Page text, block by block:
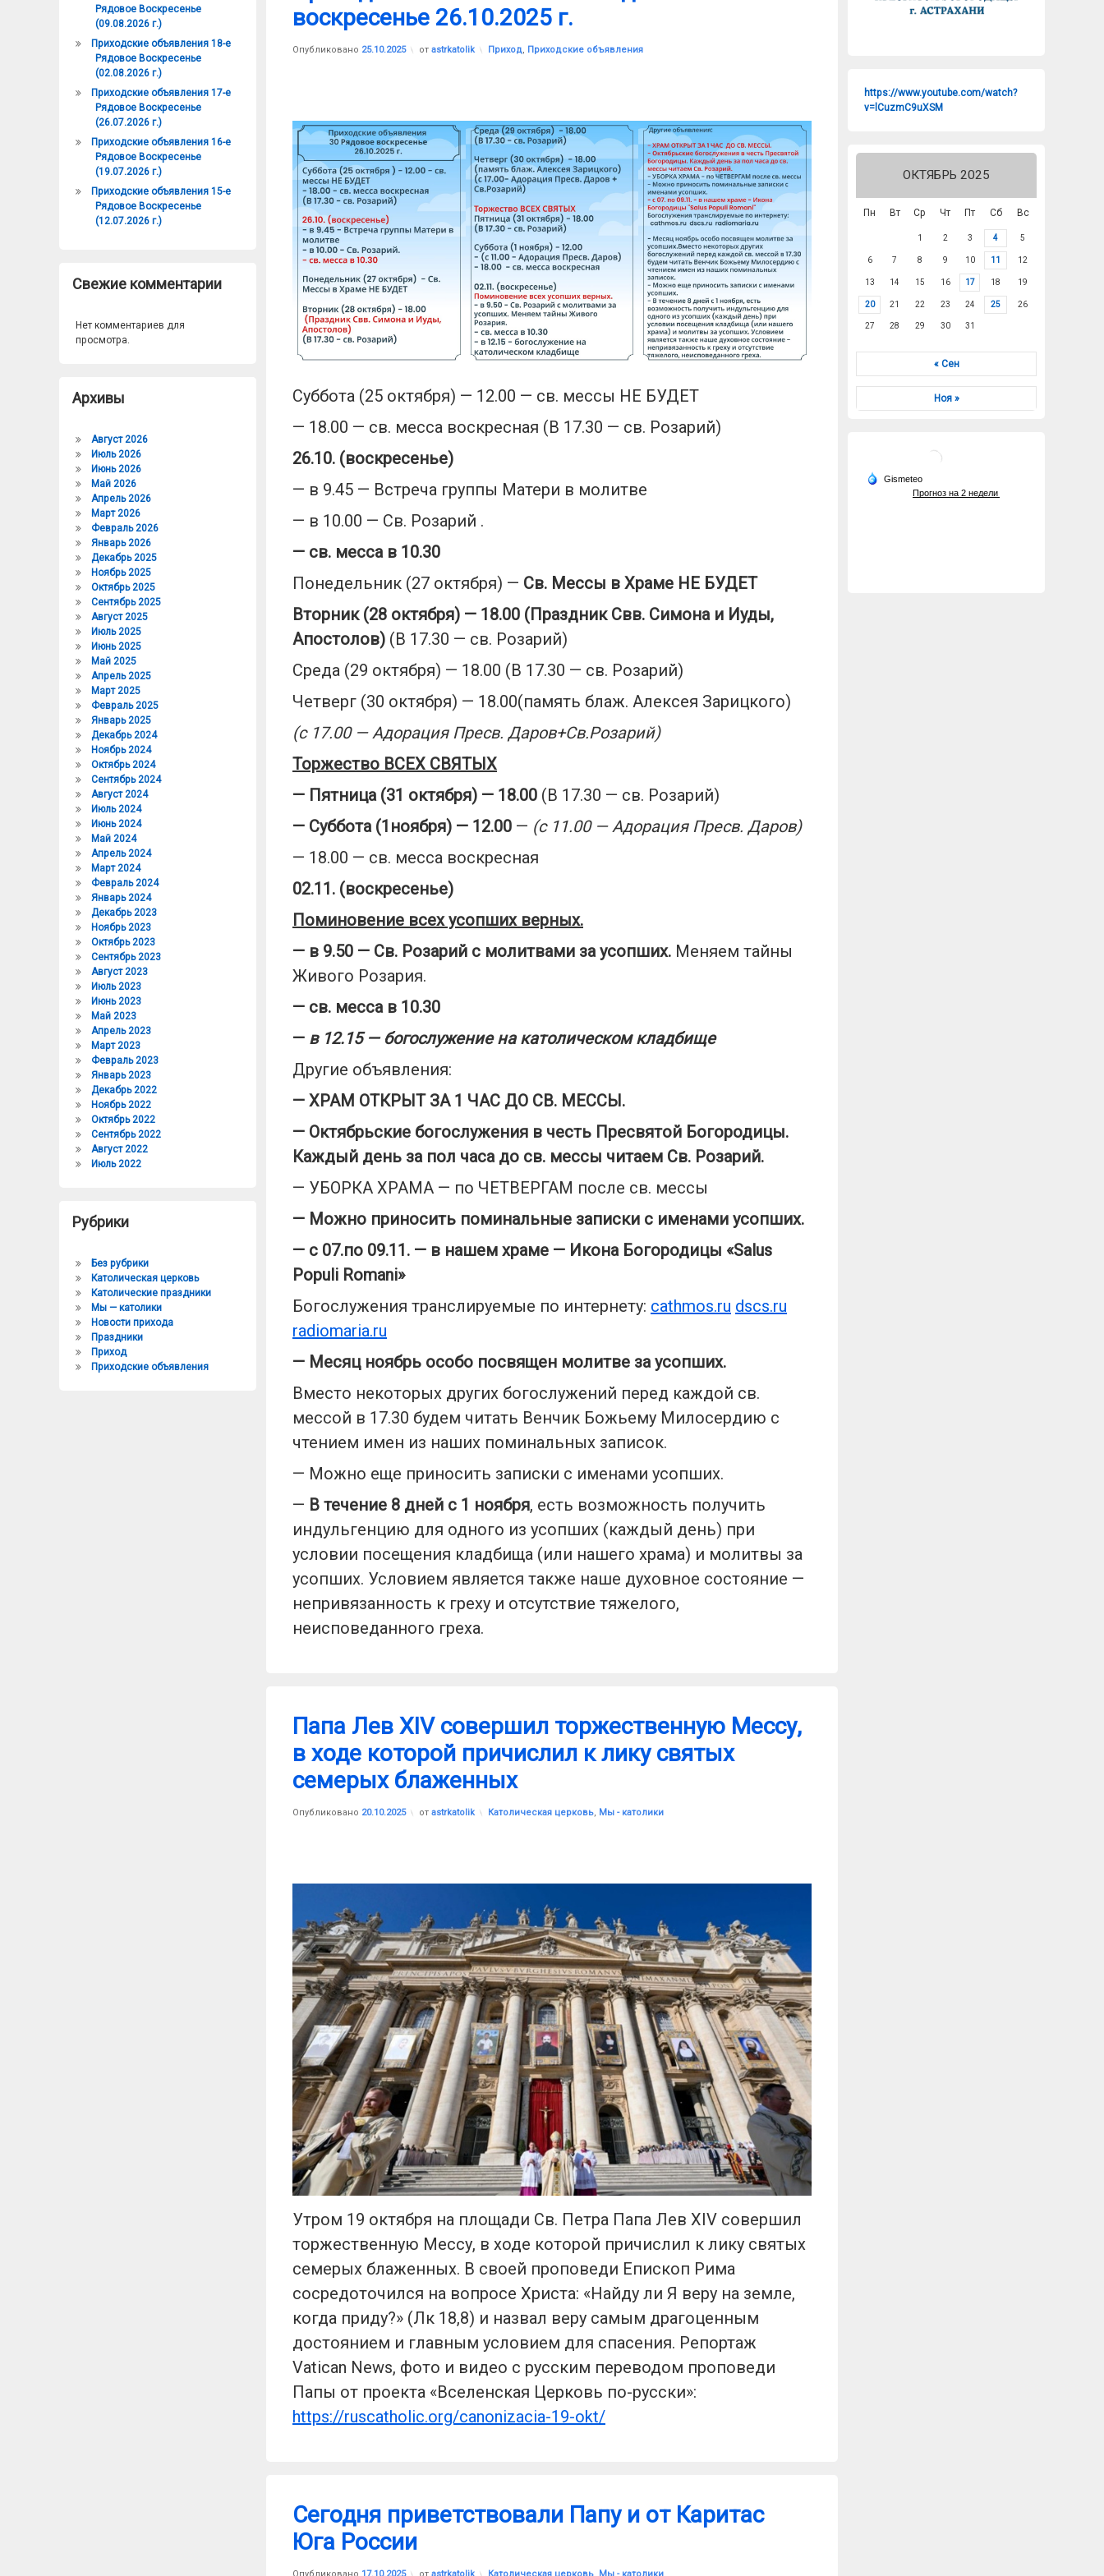
воскресенье 26.10.2025 г.
Опубликовано 25.10.2025
Обновлено на 25.10.2025
от astrkatolik Рубрики:
Приход, Приходские объявления
Суббота (25 октября) — 12.00 — св. мессы НЕ БУДЕТ
— 18.00 — св. месса воскресная (В 17.30 — св. Розарий)
26.10. (воскресенье)
— в 9.45 — Встреча группы Матери в молитве
— в 10.00 — Св. Розарий .
— св. месса в 10.30
Понедельник (27 октября) — Св. Мессы в Храме НЕ БУДЕТ
Вторник (28 октября) — 18.00 (Праздник Свв. Симонаи Иуды,
Апостолов) (В 17.30 — св. Розарий)
Среда (29 октября) — 18.00 (В 17.30 — св. Розарий)
Четверг (30 октября) — 18.00(память блаж. Алексея Зарицкого)
(с 17.00 — Адорация Пресв. Даров+Св.Розарий)
Торжество ВСЕХ СВЯТЫХ
— Пятница (31 октября) — 18.00 (В 17.30 — св. Розарий)
— Суббота (1 ноября) — 12.00 — (с 11.00 — Адорация Пресв. Даров)
— 18.00 — св. месса воскресная
02.1 1 . (воскресенье)
Поминовение всех усопших верных.
— в 9.50 — Св. Розарий с молитвами за усопших. Меняем тайны
Живого Розария.
— св. месса в 10.30
— в 12.15 — богослужение на католическом кладбище
Другие объявления:
— ХРАМ ОТКРЫТ ЗА 1 ЧАС ДО СВ. МЕССЫ.
— Октябрьские богослужения в честь Пресвятой Богородицы.
Каждый день за пол часа до св. мессы читаем Св. Розарий.
— УБОРКА ХРАМА — по ЧЕТВЕРГАМ после св. мессы
— Можно приносить поминальные записки с именами усопших.
— с 07.по 09.11. — в нашем храме — Икона Богородицы «Salus
Populi Romani»
Богослужения транслируемые по интернету: cathmos.ru dscs.ru
radiomaria.ru
— Месяц ноябрь особо посвящен молитве за усопших.
Вместо некоторых других богослужений перед каждой св.
мессой в 17.30 будем читать Венчик Божьему Милосердию с
чтением имен из наших поминальных записок.
— Можно еще приносить записки с именами усопших.
— В течение 8 дней с 1 ноября, есть возможность получить
индульгенцию для одного из усопших (каждый день) при
условии посещения кладбища (или нашего храма) и молитвы за
усопших. Условием является также наше духовное состояние —
непривязанность к греху и отсутствие тяжелого,
неисповеданного греха.
Папа Лев XIV совершил торжественную Мессу,
в ходе которой причислил к лику святых
семерых блаженных
Опубликовано 20.10.2025
Обновлено на 20.10.2025
от astrkatolik Рубрики:
Католическая церковь, Мы - католики
Утром 19 октября на площади Св. Петра Папа Лев XIV совершил
торжественную Мессу, в ходе которой причислил к лику святых
семерых блаженных. В своей проповеди Епископ Рима
сосредоточился на вопросе Христа: «Найду ли Я веру на земле,
когда приду?» (Лк 18,8) и назвал веру самым драгоценным
достоянием и главным условием для спасения. Репортаж
Vatican News, фото и видео с русским переводом проповеди
Папы от проекта «Вселенская Церковь по-русски»:
https://ruscatholic.org/canonizacia-19-okt/
Сегодня приветствовали Папу и от Каритас
Юга России
Опубликовано 17.10.2025
Обновлено на 17.10.2025
от astrkatolik Рубрики:
Католическая церковь Мы - католики
Рядовое Воскресенье
(09.08.2026 г.)
Приходские объявления 18-е
Рядовое Воскресенье
(02.08.2026 г.)
Приходские объявления 17-е
Рядовое Воскресенье
(26.07.2026 г.)
Приходские объявления 16-е
Рядовое Воскресенье
(19.07.2026 г.)
Приходские объявления 15-е
Рядовое Воскресенье
(12.07.2026 г.)
Свежие комментарии
Нет комментариев для
просмотра.
Архивы
Август 2026
Июль 2026
Июнь 2026
Май 2026
Апрель 2026
Март 2026
Февраль 2026
Январь 2026
Декабрь 2025
Ноябрь 2025
Октябрь 2025
Сентябрь 2025
Август 2025
Июль 2025
Июнь 2025
Май 2025
Апрель 2025
Март 2025
Февраль 2025
Январь 2025
Декабрь 2024
Ноябрь 2024
Октябрь 2024
Сентябрь 2024
Август 2024
Июль 2024
Июнь 2024
Май 2024
Апрель 2024
Март 2024
Февраль 2024
Январь 2024
Декабрь 2023
Ноябрь 2023
Октябрь 2023
Сентябрь 2023
Август 2023
Июль 2023
Июнь 2023
Май 2023
Апрель 2023
Март 2023
Февраль 2023
Январь 2023
Декабрь 2022
Ноябрь 2022
Октябрь 2022
Сентябрь 2022
Август 2022
Июль 2022
Рубрики
Без рубрики
Католическая церковь
Католические праздники
Мы — католики
Новости прихода
Праздники
Приход
Приходские объявления
https://www.youtube.com/watch?
v=lCuzmC9uXSM
ОКТЯБРЬ 2025
Пн Вт Ср Чт Пт Сб Вс
1 2 3 4 5
6 7 8 9 10 11 12
13 14 15 16 17 18 19
20 21 22 23 24 25 26
27 28 29 30 31
« Сен
Ноя »